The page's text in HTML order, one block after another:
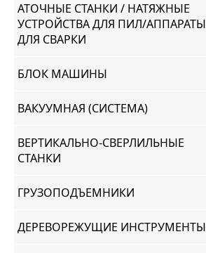
АТОЧНЫЕ СТАНКИ / НАТЯЖНЫЕ
УСТРОЙСТВА ДЛЯ ПИЛ/АППАРАТЫ
ДЛЯ СВАРКИ
БЛОК МАШИНЫ
ВАКУУМНАЯ (СИСТЕМА)
ВЕРТИКАЛЬНО-СВЕРЛИЛЬНЫЕ
СТАНКИ
ГРУЗОПОДЪЕМНИКИ
ДЕРЕВОРЕЖУЩИЕ ИНСТРУМЕНТЫ